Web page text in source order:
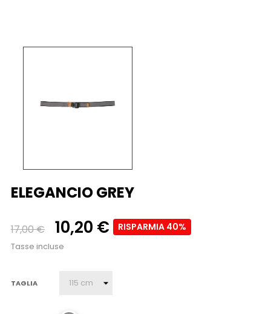
ELEGANCIO GREY
17,00 € 10,20 € RISPARMIA 40%
Tasse incluse
TAGLIA